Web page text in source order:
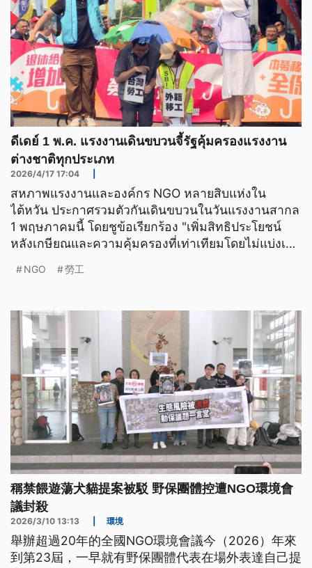
ดีเดย์ 1 พ.ค. แรงงานเดินขบวนจี้รัฐคุ้มครองแรงงาน
ต่างชาติทุกประเภท
2026/4/17 17:04
สหภาพแรงงานและองค์กร NGO หลายสิบแห่งใน
ไต้หวัน ประกาศรวมตัวกันเดินขบวนในวันแรงงานสากล
1 พฤษภาคมนี้ โดยชูข้อเรียกร้อง "เพิ่มสิทธิประโยชน์
หลังเกษียณและความคุ้มครองที่เท่าเทียมโดยไม่แบ่งเชื้อ
NGO 勞工
稱禁餵遊蕩犬貓提案被駁 野保團體控遭NGO環境會
議封殺
2026/3/10 13:13 環境
舉辦超過20年的全國NGO環境會議今（2026）年來
到第23屆，一早就有野保團體代表在場外表達自己提